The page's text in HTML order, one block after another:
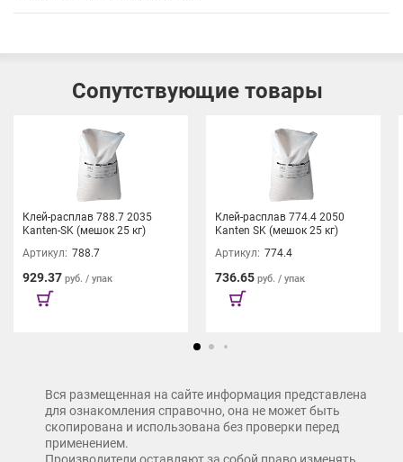
Кромка AQ представлена в следующих размерах:
• Ширина – 19 мм, 22 мм, 42 мм.
Кромка ПВХ AQ LINE – долговечное решение для эволюции
Сопутствующие товары
Клей-расплав 788.7 2035
Kanten-SK (мешок 25 кг)
Артикул: 788.7
929.37 руб. / упак
Клей-расплав 774.4 2050
Kanten SK (мешок 25 кг)
Артикул: 774.4
736.65 руб. / упак
Вся размещенная на сайте информация представлена
для ознакомления справочно, она не может быть
скопирована и использована без проверки перед
применением.
Производители оставляют за собой право изменять